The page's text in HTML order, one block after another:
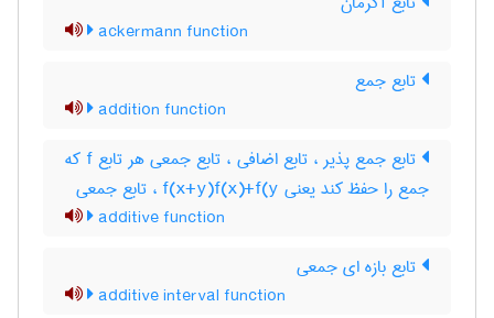
ackermann function
تابع جمع
addition function
تابع جمع پذیر ، تابع اضافی ، تابع جمعی هر تابع f که
جمع را حفظ کند یعنی f(x+y)f(x)+f(y ، تابع جمعی
additive function
تابع بازه ای جمعی
additive interval function